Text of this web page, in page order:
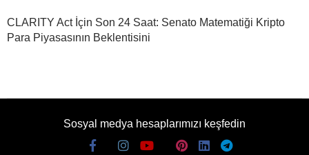
CLARITY Act İçin Son 24 Saat: Senato Matematiği Kripto
Para Piyasasının Beklentisini
Sosyal medya hesaplarımızı keşfedin